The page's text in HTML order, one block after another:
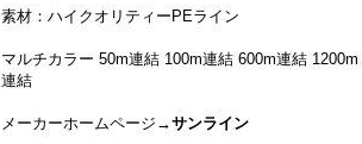
素材：ハイクオリティーPEライン
マルチカラー 50m連結 100m連結 600m連結 1200m
連結
メーカーホームページ→サンライン